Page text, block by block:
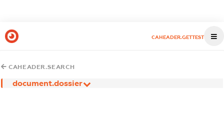
CAHEADER.GETTEST
CAHEADER.SEARCH
document.dossier